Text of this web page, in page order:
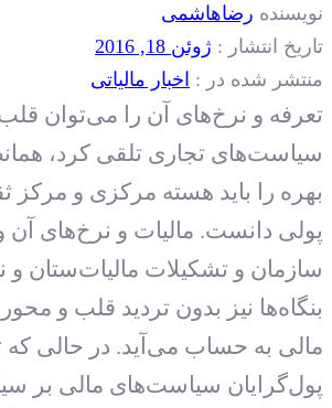
نویسنده رضاهاشمی
تاریخ انتشار : ژوئن 18, 2016
منتشر شده در : اخبار مالیاتی
تعرفه و نرخ‌های آن را می‌توان
سیاست‌های تجاری تلقی کرد،
بهره را باید هسته مرکزی و
پولی دانست. مالیات و نرخ‌های آن
سازمان و تشکیلات مالیات‌ستان و
بنگاه‌ها نیز بدون تردید قلب و
مالی به حساب می‌آید. در حالی که
پول‌گرایان سیاست‌های مالی بر